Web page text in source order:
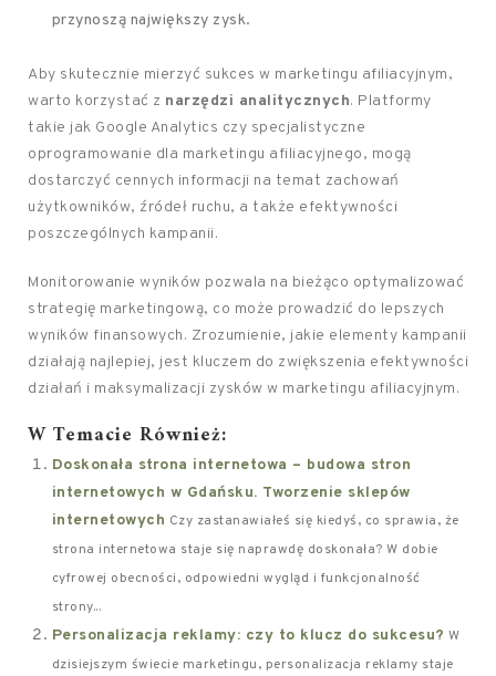
przynoszą największy zysk.
Aby skutecznie mierzyć sukces w marketingu afiliacyjnym,
warto korzystać z narzędzi analitycznych. Platformy
takie jak Google Analytics czy specjalistyczne
oprogramowanie dla marketingu afiliacyjnego, mogą
dostarczyć cennych informacji na temat zachowań
użytkowników, źródeł ruchu, a także efektywności
poszczególnych kampanii.
Monitorowanie wyników pozwala na bieżąco optymalizować
strategię marketingową, co może prowadzić do lepszych
wyników finansowych. Zrozumienie, jakie elementy kampanii
działają najlepiej, jest kluczem do zwiększenia efektywności
działań i maksymalizacji zysków w marketingu afiliacyjnym.
W Temacie Również:
Doskonała strona internetowa – budowa stron
internetowych w Gdańsku. Tworzenie sklepów
internetowych Czy zastanawiałeś się kiedyś, co sprawia, że
strona internetowa staje się naprawdę doskonała? W dobie
cyfrowej obecności, odpowiedni wygląd i funkcjonalność
strony...
Personalizacja reklamy: czy to klucz do sukcesu? W
dzisiejszym świecie marketingu, personalizacja reklamy staje